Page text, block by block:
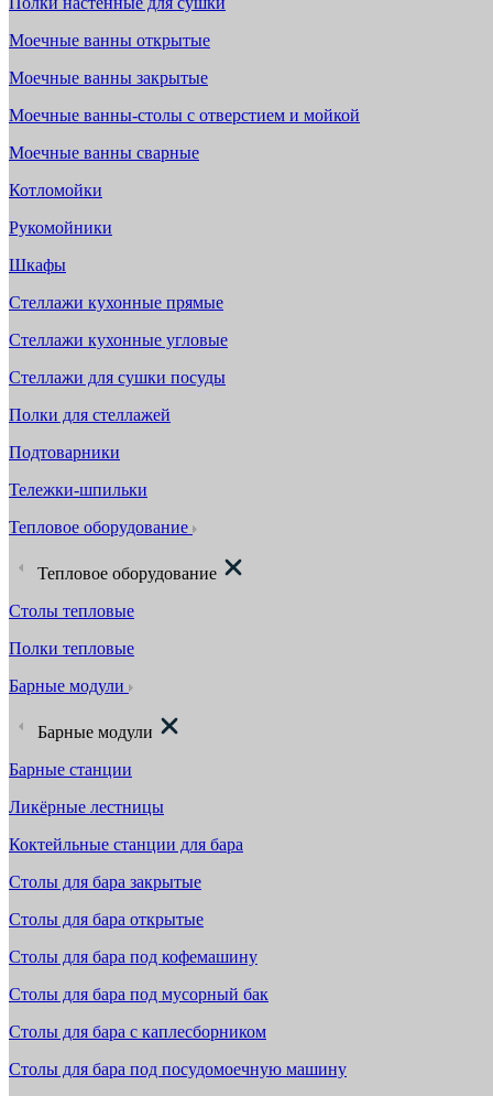
Моечные ванны открытые
Моечные ванны закрытые
Моечные ванны-столы с отверстием и мойкой
Моечные ванны сварные
Котломойки
Рукомойники
Шкафы
Стеллажи кухонные прямые
Стеллажи кухонные угловые
Стеллажи для сушки посуды
Полки для стеллажей
Подтоварники
Тележки-шпильки
Тепловое оборудование
Тепловое оборудование
Столы тепловые
Полки тепловые
Барные модули
Барные модули
Барные станции
Ликёрные лестницы
Коктейльные станции для бара
Столы для бара закрытые
Столы для бара открытые
Столы для бара под кофемашину
Столы для бара под мусорный бак
Столы для бара с каплесборником
Столы для бара под посудомоечную машину